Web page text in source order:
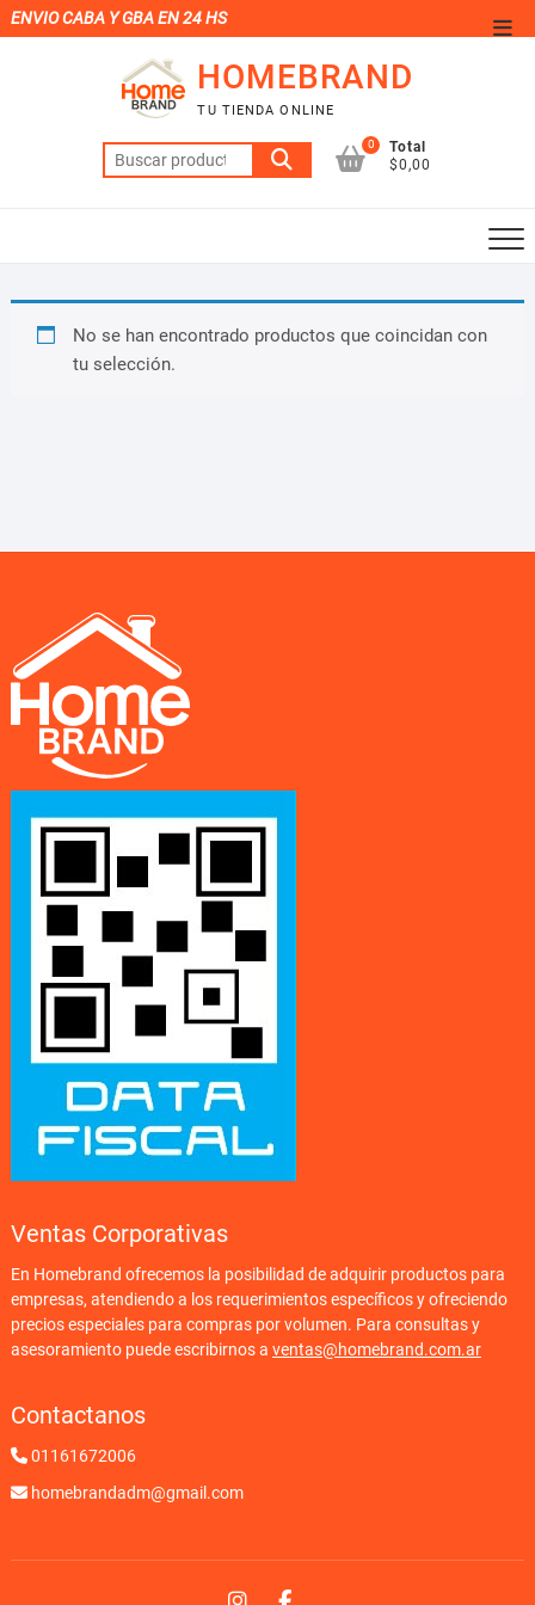
Saltar
al
ENVIO CABA Y GBA EN 24 HS
HOMEBRAND
TU TIENDA ONLINE
Buscar
por:
0
Total
$0,00
No se han encontrado productos que coincidan con
tu selección.
Ventas Corporativas
En Homebrand ofrecemos la posibilidad de adquirir productos para
empresas, atendiendo a los requerimientos específicos y ofreciendo
precios especiales para compras por volumen. Para consultas y
asesoramiento puede escribirnos a ventas@homebrand.com.ar
Contactanos
01161672006
homebrandadm@gmail.com
Instagram
Facebook